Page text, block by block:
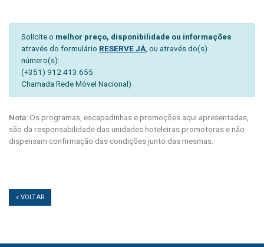
Solicite o melhor preço, disponibilidade ou informações
através do formulário RESERVE JÁ , ou através do(s)
número(s):
(+351) 912 413 655
Chamada Rede Móvel Nacional)
Nota:Os programas, escapadinhas e promoções aqui apresentadas,
são da responsabilidade das unidades hoteleiras promotoras e não
dispensam confirmação das condições junto das mesmas.
« VOLTAR